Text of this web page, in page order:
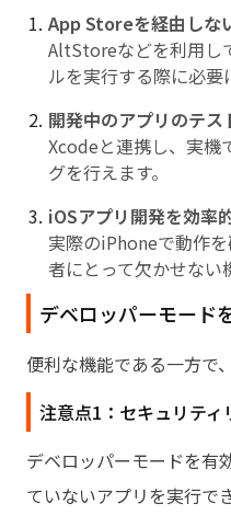
App Storeを経由しな
AltStoreなどを利用し
ルを実行する際に必要
開発中のアプリのテ
Xcodeと連携し、実機
グを行えます。
iOSアプリ開発を効率
実際のiPhoneで動作
者にとって欠かせない
デベロッパーモード
便利な機能である一方で
注意点1：セキュリティ
デベロッパーモードを有
ていないアプリを実行で